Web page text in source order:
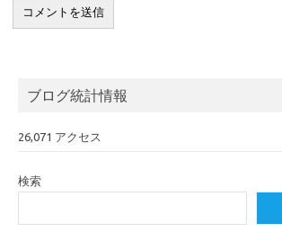
ブログ統計情報
26,071 アクセス
検索